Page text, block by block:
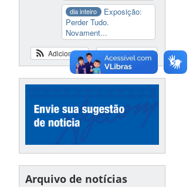
dia inteiro
Exposição:
Perder Tudo.
Novament...
Ver calendário
Adicionar
Arquivo de notícias